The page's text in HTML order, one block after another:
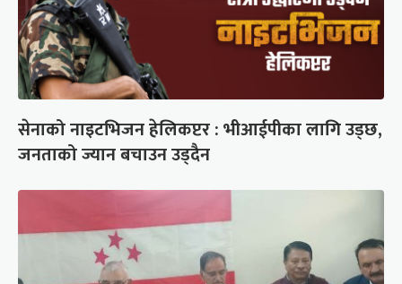
सेनाको नाइटभिजन हेलिकप्टर : भीआईपीका लागि उड्छ,
जनताको ज्यान बचाउन उड्दैन